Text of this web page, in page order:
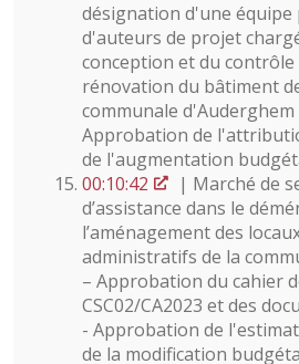
désignation d'une
d'auteurs de projet
conception et du contrôle
rénovation du bâtiment
communale d'Auderghem
Approbation de
de l'augmentation
00:10:42
| Marché de
d’assistance dans le
l’aménagement des
administratifs de la
– Approbation du cahier
CSC02/CA2023 et des
- Approbation de
de la modification